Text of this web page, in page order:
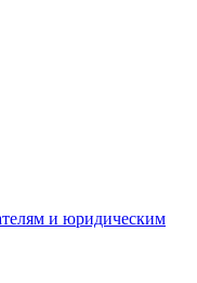
и юридическим